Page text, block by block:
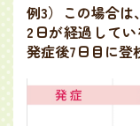
例3） この場合
2日が経過して
発症後7日目に登